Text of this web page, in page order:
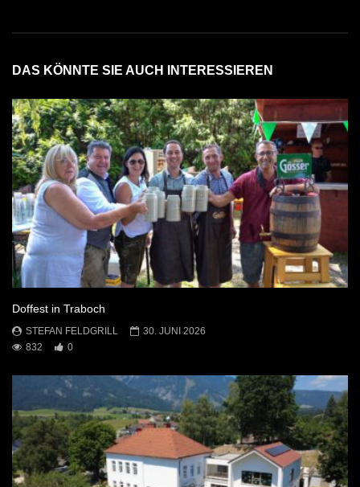
DAS KÖNNTE SIE AUCH INTERESSIEREN
Doffest in Traboch
STEFAN FELDGRILL
30. JUNI 2026
832
0